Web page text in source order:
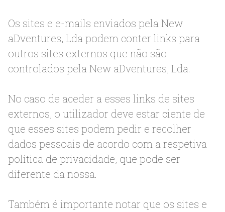
Os sites e e-mails enviados pela New
aDventures, Lda podem conter links para
outros sites externos que não são
controlados pela New aDventures, Lda.
No caso de aceder a esses links de sites
externos, o utilizador deve estar ciente de
que esses sites podem pedir e recolher
dados pessoais de acordo com a respetiva
política de privacidade, que pode ser
diferente da nossa.
Também é importante notar que os sites e